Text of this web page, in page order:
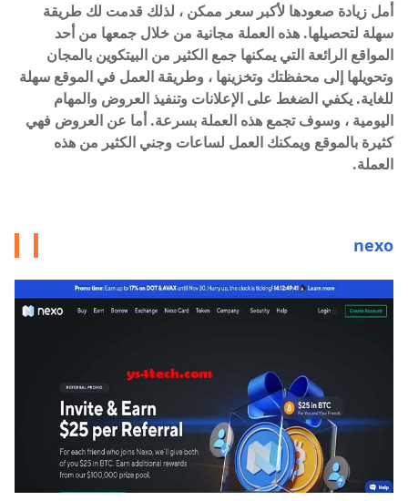
أمل زيادة صعودها لأكبر سعر ممكن ، لذلك قدمت لك طريقة
سهلة لتحصيلها. هذه العملة مجانية من خلال جمعها من أحد
المواقع الرائعة التي يمكنها جمع الكثير من البيتكوين بالمجان
وتحويلها إلى محفظتك وتخزينها ، وطريقة العمل في الموقع سهلة
للغاية. يكفي الضغط على الإعلانات وتنفيذ العروض والمهام
اليومية ، وسوف تجمع هذه العملة بسرعة. أما عن العروض فهي
كثيرة بالموقع ويمكنك العمل لساعات وجني الكثير من هذه
العملة.
nexo